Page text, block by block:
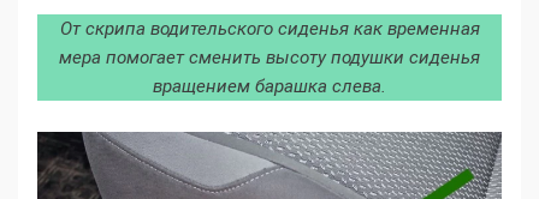
От скрипа водительского сиденья как временная
мера помогает сменить высоту подушки сиденья
вращением барашка слева.